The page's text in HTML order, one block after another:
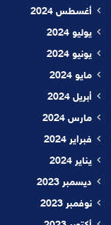
أغسطس 2024
يوليو 2024
يونيو 2024
مايو 2024
أبريل 2024
مارس 2024
فبراير 2024
يناير 2024
ديسمبر 2023
نوفمبر 2023